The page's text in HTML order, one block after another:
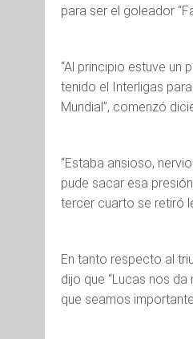
para ser el goleador
“Al principio estuve un
tenido el Interligas
Mundial”, comenzó
“Estaba ansioso,
pude sacar esa
tercer cuarto se retiró
En tanto respecto al
dijo que “Lucas nos
que seamos